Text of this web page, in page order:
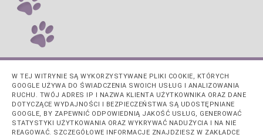
W TEJ WITRYNIE SĄ WYKORZYSTYWANE PLIKI COOKIE, KTÓRYCH
GOOGLE UŻYWA DO ŚWIADCZENIA SWOICH USŁUG I ANALIZOWANIA
RUCHU. TWÓJ ADRES IP I NAZWA KLIENTA UŻYTKOWNIKA ORAZ DANE
DOTYCZĄCE WYDAJNOŚCI I BEZPIECZEŃSTWA SĄ UDOSTĘPNIANE
GOOGLE, BY ZAPEWNIĆ ODPOWIEDNIĄ JAKOŚĆ USŁUG, GENEROWAĆ
STATYSTYKI UŻYTKOWANIA ORAZ WYKRYWAĆ NADUŻYCIA I NA NIE
REAGOWAĆ. SZCZEGÓŁOWE INFORMACJE ZNAJDZIESZ W ZAKŁADCE